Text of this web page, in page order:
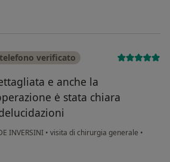
verificato
e anche la
ė stata chiara
INVERSINI • visita di chirurgia generale •
V.Z.